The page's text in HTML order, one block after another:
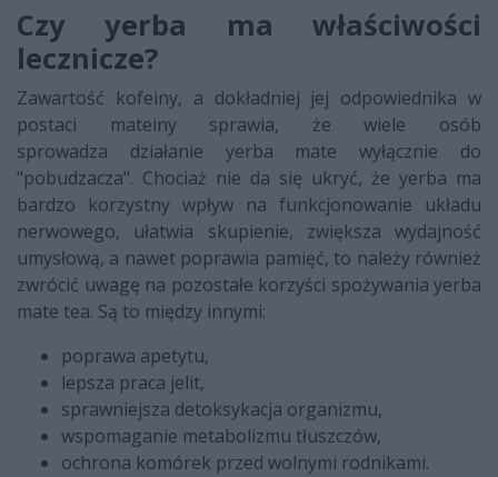
Czy yerba ma właściwości
lecznicze?
Zawartość kofeiny, a dokładniej jej odpowiednika w
postaci mateiny sprawia, że wiele osób
sprowadza działanie yerba mate wyłącznie do
"pobudzacza". Chociaż nie da się ukryć, że yerba ma
bardzo korzystny wpływ na funkcjonowanie układu
nerwowego, ułatwia skupienie, zwiększa wydajność
umysłową, a nawet poprawia pamięć, to należy również
zwrócić uwagę na pozostałe korzyści spożywania yerba
mate tea. Są to między innymi:
poprawa apetytu,
lepsza praca jelit,
sprawniejsza detoksykacja organizmu,
wspomaganie metabolizmu tłuszczów,
ochrona komórek przed wolnymi rodnikami.